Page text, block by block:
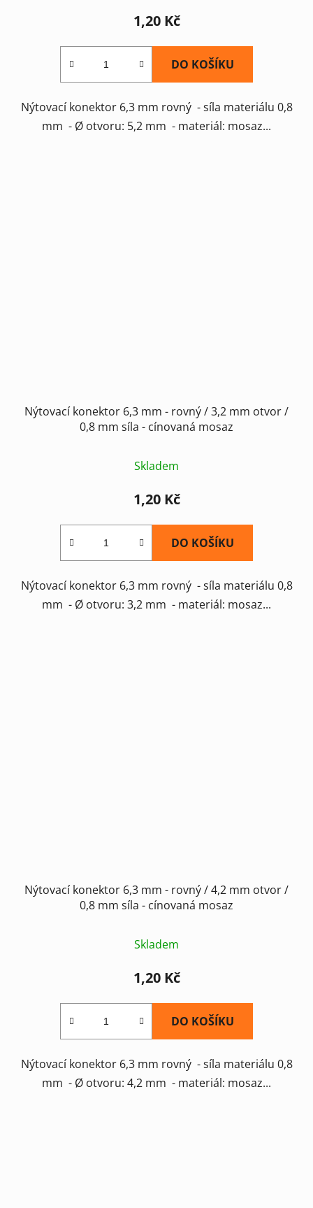
1,20 Kč
DO KOŠÍKU
Nýtovací konektor 6,3 mm rovný - síla materiálu 0,8
mm - Ø otvoru: 5,2 mm - materiál: mosaz...
Nýtovací konektor 6,3 mm - rovný / 3,2 mm otvor /
0,8 mm síla - cínovaná mosaz
Skladem
1,20 Kč
DO KOŠÍKU
Nýtovací konektor 6,3 mm rovný - síla materiálu 0,8
mm - Ø otvoru: 3,2 mm - materiál: mosaz...
Nýtovací konektor 6,3 mm - rovný / 4,2 mm otvor /
0,8 mm síla - cínovaná mosaz
Skladem
1,20 Kč
DO KOŠÍKU
Nýtovací konektor 6,3 mm rovný - síla materiálu 0,8
mm - Ø otvoru: 4,2 mm - materiál: mosaz...